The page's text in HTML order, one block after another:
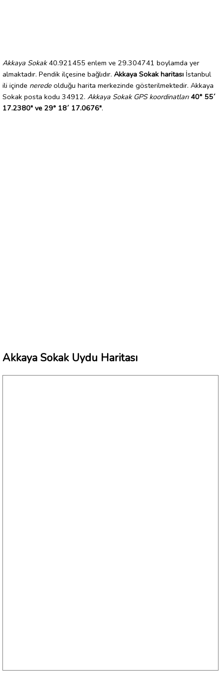
Akkaya Sokak40.921455 enlem ve 29.304741 boylamda yer
almaktadır. Pendik ilçesine bağlıdır. Akkaya Sokak haritası İstanbul
ili içinde nerede olduğu harita merkezinde gösterilmektedir. Akkaya
Sokak posta kodu 34912. Akkaya Sokak GPS koordinatları 40° 55´
17.2380" ve 29° 18´ 17.0676".
Akkaya Sokak Uydu Haritası